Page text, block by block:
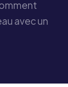
avec un